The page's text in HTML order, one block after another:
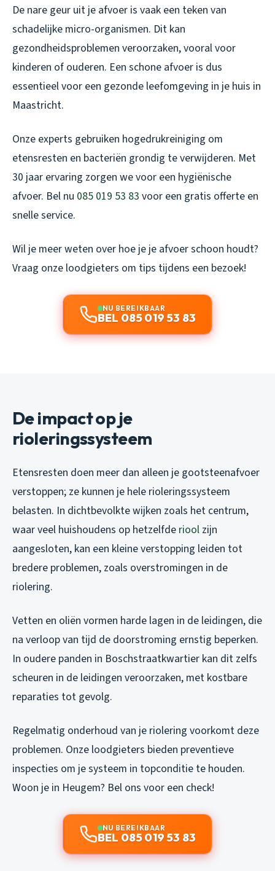
De nare geur uit je afvoer is vaak een teken van
schadelijke micro-organismen. Dit kan
gezondheidsproblemen veroorzaken, vooral voor
kinderen of ouderen. Een schone afvoer is dus
essentieel voor een gezonde leefomgeving in je huis in
Maastricht.
Onze experts gebruiken hogedrukreiniging om
etensresten en bacteriën grondig te verwijderen. Met
30 jaar ervaring zorgen we voor een hygiënische
afvoer. Bel nu 085 019 53 83 voor een gratis offerte en
snelle service.
Wil je meer weten over hoe je je afvoer schoon houdt?
Vraag onze loodgieters om tips tijdens een bezoek!
NU BEREIKBAAR
BEL 085 019 53 83
De impact op je
rioleringssysteem
Etensresten doen meer dan alleen je gootsteenafvoer
verstoppen; ze kunnen je hele rioleringssysteem
belasten. In dichtbevolkte wijken zoals het centrum,
waar veel huishoudens op hetzelfde riool zijn
aangesloten, kan een kleine verstopping leiden tot
bredere problemen, zoals overstromingen in de
riolering.
Vetten en oliën vormen harde lagen in de leidingen, die
na verloop van tijd de doorstroming ernstig beperken.
In oudere panden in Boschstraatkwartier kan dit zelfs
scheuren in de leidingen veroorzaken, met kostbare
reparaties tot gevolg.
Regelmatig onderhoud van je riolering voorkomt deze
problemen. Onze loodgieters bieden preventieve
inspecties om je systeem in topconditie te houden.
Woon je in Heugem? Bel ons voor een check!
NU BEREIKBAAR
BEL 085 019 53 83